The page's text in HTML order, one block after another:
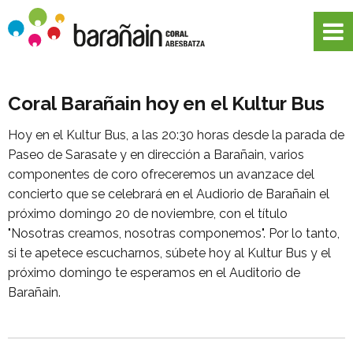
Coral Barañain hoy en el Kultur Bus
Hoy en el Kultur Bus, a las 20:30 horas desde la parada de
Paseo de Sarasate y en dirección a Barañain, varios
componentes de coro ofreceremos un avanzace del
concierto que se celebrará en el Audiorio de Barañain el
próximo domingo 20 de noviembre, con el título
"Nosotras creamos, nosotras componemos". Por lo tanto,
si te apetece escucharnos, súbete hoy al Kultur Bus y el
próximo domingo te esperamos en el Auditorio de
Barañain.